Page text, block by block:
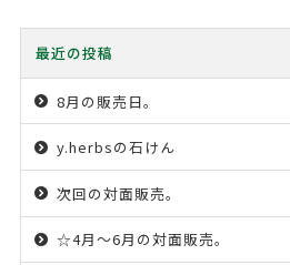
最近の投稿
8月の販売日。
y.herbsの石けん
次回の対面販売。
☆4月〜6月の対面販売。